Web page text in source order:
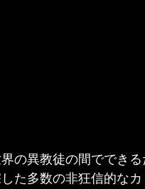
の異教徒の間ででき
た多数の非狂信的な